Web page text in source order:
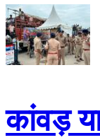
कांवड़